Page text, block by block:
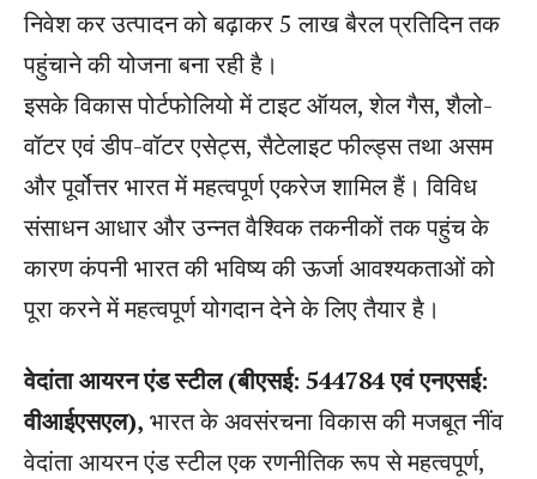
निवेश कर उत्पादन को बढ़ाकर 5 लाख बैरल प्रतिदिन तक
पहुंचाने की योजना बना रही है।
इसके विकास पोर्टफोलियो में टाइट ऑयल, शेल गैस, शैलो-
वॉटर एवं डीप-वॉटर एसेट्स, सैटेलाइट फील्ड्स तथा असम
और पूर्वोत्तर भारत में महत्वपूर्ण एकरेज शामिल हैं। विविध
संसाधन आधार और उन्नत वैश्विक तकनीकों तक पहुंच के
कारण कंपनी भारत की भविष्य की ऊर्जा आवश्यकताओं को
पूरा करने में महत्वपूर्ण योगदान देने के लिए तैयार है।
वेदांता आयरन एंड स्टील (बीएसई: 544784 एवं एनएसई:
वीआईएसएल), भारत के अवसंरचना विकास की मजबूत नींव
वेदांता आयरन एंड स्टील एक रणनीतिक रूप से महत्वपूर्ण,